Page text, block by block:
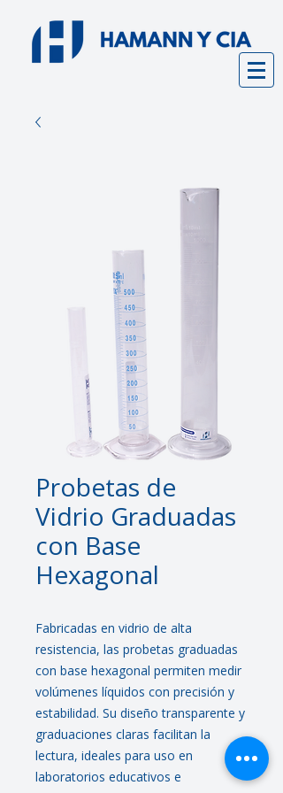
Probetas de
Vidrio Graduadas
con Base
Hexagonal
Fabricadas en vidrio de alta
resistencia, las probetas graduadas
con base hexagonal permiten medir
volúmenes líquidos con precisión y
estabilidad. Su diseño transparente y
graduaciones claras facilitan la
lectura, ideales para uso en
laboratorios educativos e